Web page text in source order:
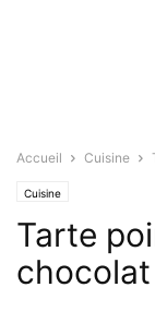
Accueil Cuisine
Cuisine
Tarte
chocolat